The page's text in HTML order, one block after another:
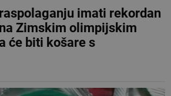
imati rekordan
Zimskim olimpijskim
će biti košare s